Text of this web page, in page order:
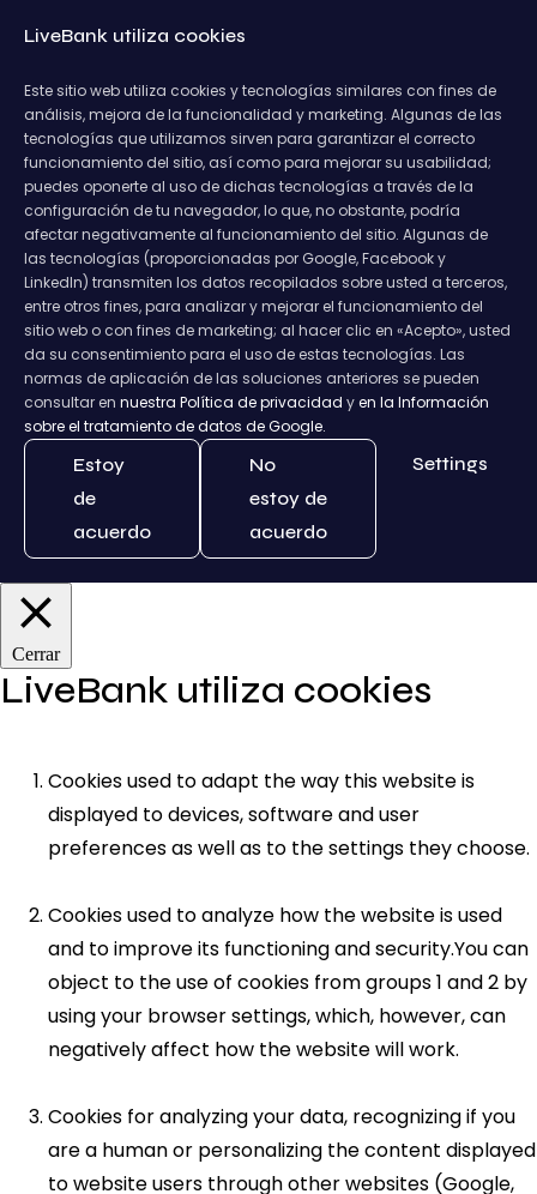
LiveBank utiliza cookies
Este sitio web utiliza cookies y tecnologías similares con fines de
análisis, mejora de la funcionalidad y marketing. Algunas de las
tecnologías que utilizamos sirven para garantizar el correcto
funcionamiento del sitio, así como para mejorar su usabilidad;
puedes oponerte al uso de dichas tecnologías a través de la
configuración de tu navegador, lo que, no obstante, podría
afectar negativamente al funcionamiento del sitio. Algunas de
las tecnologías (proporcionadas por Google, Facebook y
LinkedIn) transmiten los datos recopilados sobre usted a terceros,
entre otros fines, para analizar y mejorar el funcionamiento del
sitio web o con fines de marketing; al hacer clic en «Acepto», usted
da su consentimiento para el uso de estas tecnologías. Las
normas de aplicación de las soluciones anteriores se pueden
consultar en nuestra Política de privacidad yen la Información
sobre el tratamiento de datos de Google.
Estoy
de
acuerdo
No
estoy de
acuerdo
Settings
Cerrar
LiveBank utiliza cookies
Cookies used to adapt the way this website is
displayed to devices, software and user
preferences as well as to the settings they choose.
Cookies used to analyze how the website is used
and to improve its functioning and security.You can
object to the use of cookies from groups 1 and 2 by
using your browser settings, which, however, can
negatively affect how the website will work.
Cookies for analyzing your data, recognizing if you
are a human or personalizing the content displayed
to website users through other websites (Google,